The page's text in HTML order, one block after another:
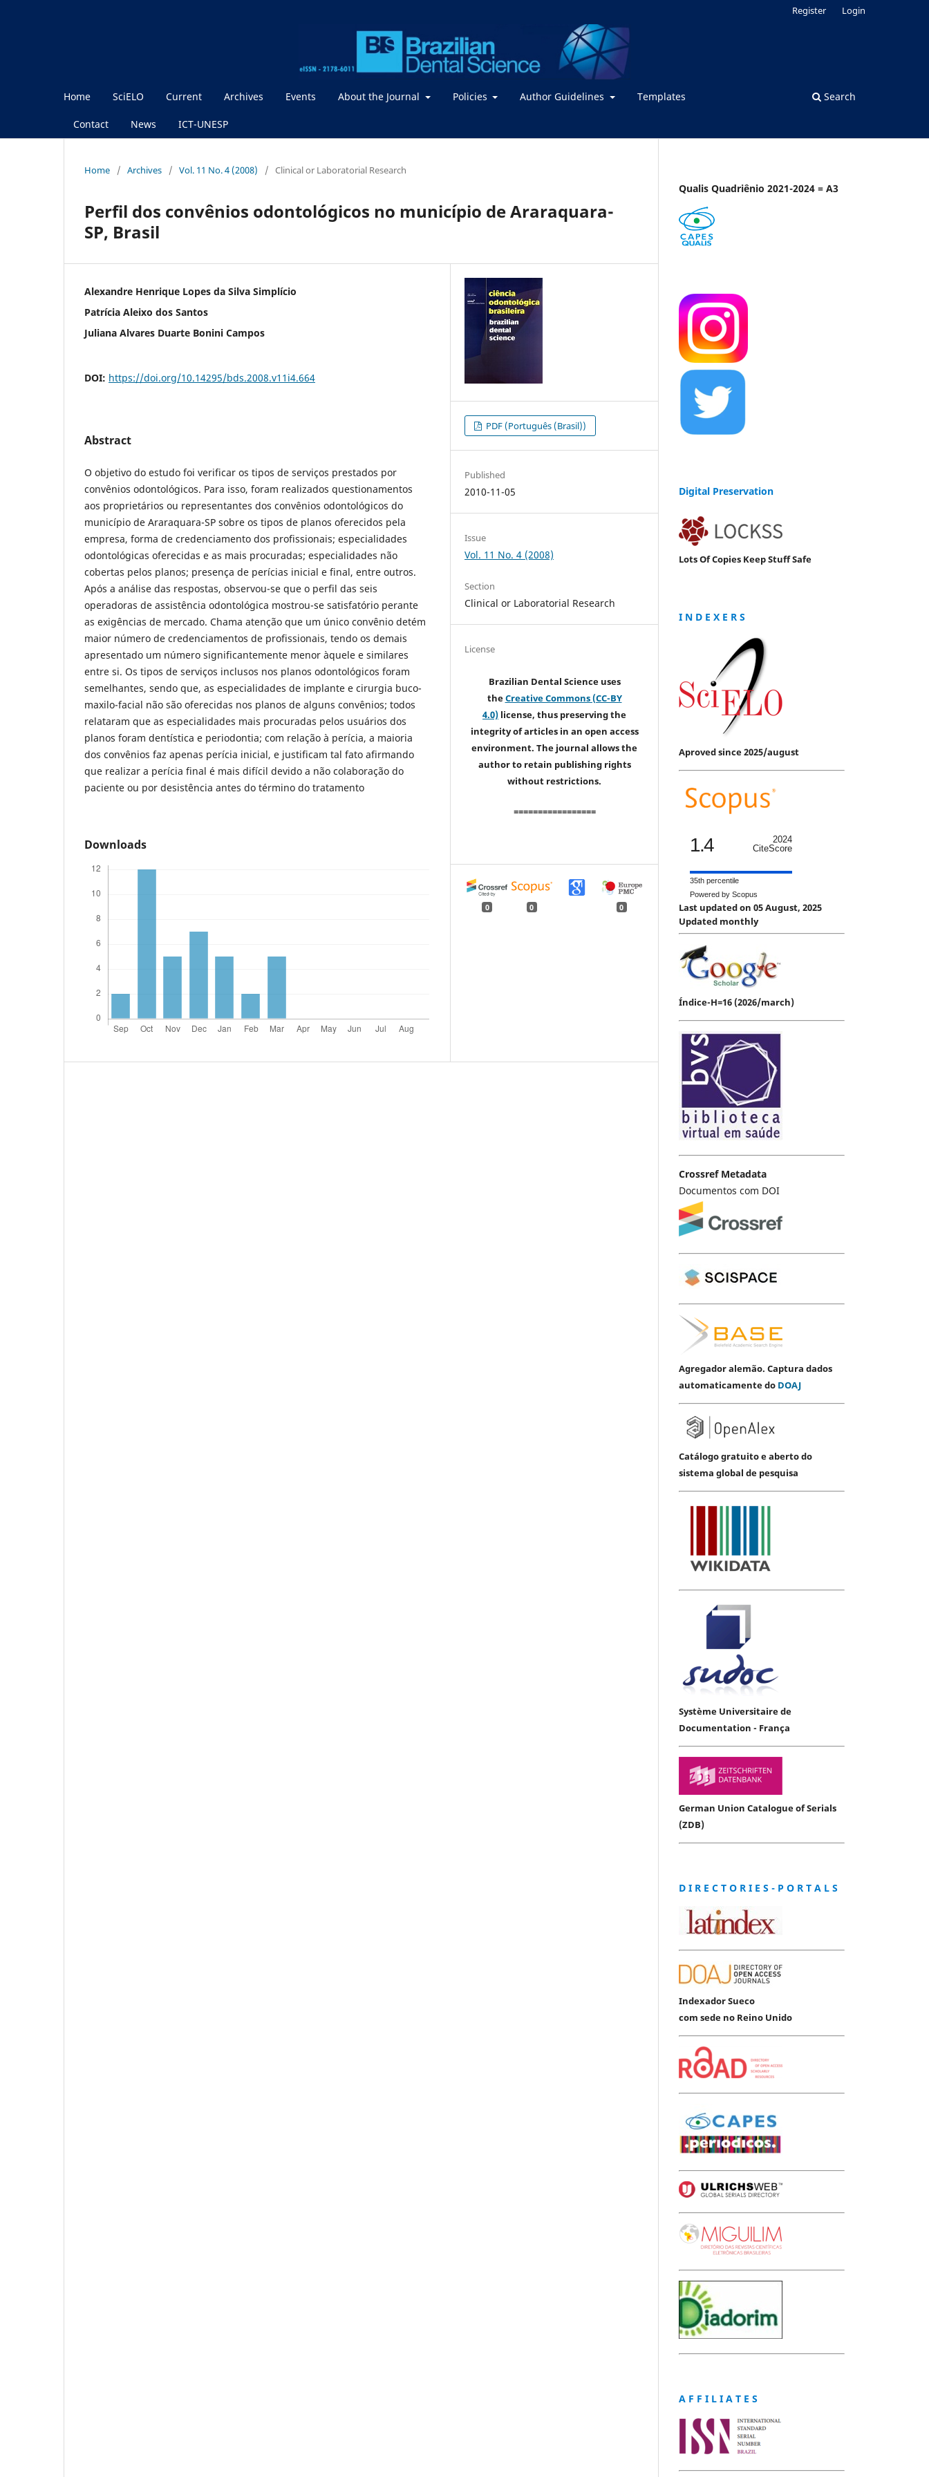
Home SciELO Current Archives Events About the Journal Policies Author Guidelines Templates
Contact News ICT-UNESP
Search
Register Login
Home / Archives / Vol. 11 No. 4 (2008) / Clinical or Laboratorial Research
Perfil dos convênios odontológicos no município de Araraquara-
SP, Brasil
Alexandre Henrique Lopes da Silva Simplício
Patrícia Aleixo dos Santos
Juliana Alvares Duarte Bonini Campos
DOI: https://doi.org/10.14295/bds.2008.v11i4.664
Abstract
O objetivo do estudo foi verificar os tipos de serviços prestados por
convênios odontológicos. Para isso, foram realizados questionamentos
aos proprietários ou representantes dos convênios odontológicos do
município de Araraquara-SP sobre os tipos de planos oferecidos pela
empresa, forma de credenciamento dos profissionais; especialidades
odontológicas oferecidas e as mais procuradas; especialidades não
cobertas pelos planos; presença de perícias inicial e final, entre outros.
Após a análise das respostas, observou-se que o perfil das seis
operadoras de assistência odontológica mostrou-se satisfatório perante
as exigências de mercado. Chama atenção que um único convênio detém
maior número de credenciamentos de profissionais, tendo os demais
apresentado um número significantemente menor àquele e similares
entre si. Os tipos de serviços inclusos nos planos odontológicos foram
semelhantes, sendo que, as especialidades de implante e cirurgia buco-
maxilo-facial não são oferecidas nos planos de alguns convênios; todos
relataram que as especialidades mais procuradas pelos usuários dos
planos foram dentística e periodontia; com relação à perícia, a maioria
dos convênios faz apenas perícia inicial, e justificam tal fato afirmando
que realizar a perícia final é mais difícil devido a não colaboração do
paciente ou por desistência antes do término do tratamento
Downloads
PDF (Português (Brasil))
Published
2010-11-05
Issue
Vol. 11 No. 4 (2008)
Section
Clinical or Laboratorial Research
License
Brazilian Dental Science uses
theCreative Commons (CC-BY
4.0) license, thus preserving the
integrity of articles in an open access
environment. The journal allows the
author to retain publishing rights
without restrictions.
=================
0 0 0
Qualis Quadriênio 2021-2024 = A3
Digital Preservation
Lots Of Copies Keep Stuff Safe
I N D E X E R S
Aproved since 2025/august
1.4
2024
CiteScore
35th percentile
Powered by Scopus
Last updated on 05 August, 2025
Updated monthly
Índice-H=16 (2026/march)
Crossref Metadata
Documentos com DOI
Agregador alemão. Captura dados
automaticamente do DOAJ
Catálogo gratuito e aberto do
sistema global de pesquisa
Système Universitaire de
Documentation - França
German Union Catalogue of Serials
(ZDB)
D I R E C T O R I E S - P O R T A L S
Indexador Sueco
com sede no Reino Unido
A F F I L I A T E S